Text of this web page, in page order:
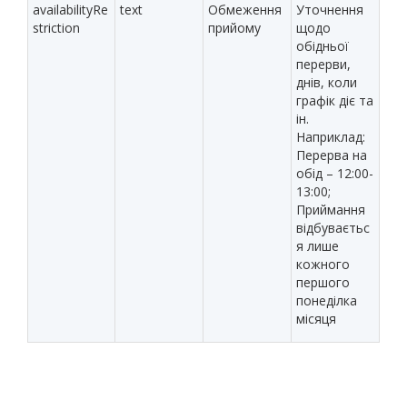
availabilityRe
striction
text
Обмеження
прийому
Уточнення
щодо
обідньої
перерви,
днів, коли
графік діє та
ін.
Наприклад:
Перерва на
обід – 12:00-
13:00;
Приймання
відбуваєтьс
я лише
кожного
першого
понеділка
місяця